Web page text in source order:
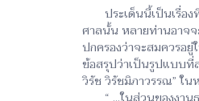
ประเด็นนี้เป็นเรื่องที่
ศาลนั้น หลายท่านอาจจ
ปกครองว่าจะสมควรอ
ข้อสรุปว่าเป็นรูปแบบที่
วิรัช วิรัชมิภาวรรณ” ใน